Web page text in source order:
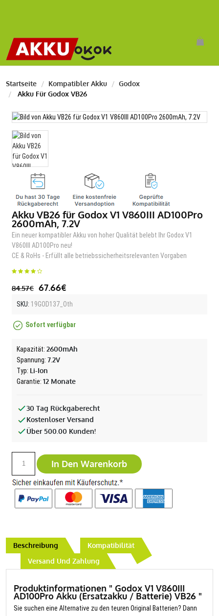
Startseite Kompatibler Akku
Godox
Akku Für Godox VB26
Akku VB26 für Godox V1 V860III AD100Pro
2600mAh, 7.2V
Ein neuer kompatibler Akku von hoher Qualität belebt Ihr Godox V1
V860III AD100Pro neu!
CE & RoHs - Erfüllt alle betriebssicherheitsrelevanten Vorgaben
84.57€ 67.66€
SKU: 19GOD137_Oth
Sofort verfügbar
Kapazität: 2600mAh
Spannung: 7.2V
Typ: Li-Ion
Garantie: 12 Monate
30 Tag Rückgaberecht
Kostenloser Versand
Über 500.00 Kunden!
In Den Warenkorb
Beschreibung
Kompatibilität
Versand Und Zahlung
Produktinformationen " Godox V1 V860III
AD100Pro Akku (Ersatzakku / Batterie) VB26 "
Sie suchen eine Alternative zu den teuren Original Batterien? Dann